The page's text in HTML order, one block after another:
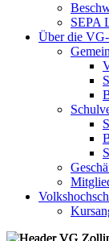
SEPA
Über die